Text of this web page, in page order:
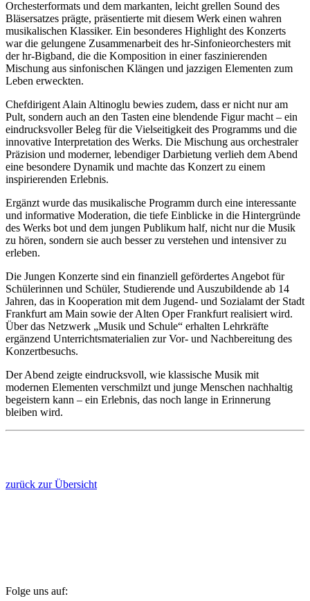
Orchesterformats und dem markanten, leicht grellen Sound des
Bläsersatzes prägte, präsentierte mit diesem Werk einen wahren
musikalischen Klassiker. Ein besonderes Highlight des Konzerts
war die gelungene Zusammenarbeit des hr-Sinfonieorchesters mit
der hr-Bigband, die die Komposition in einer faszinierenden
Mischung aus sinfonischen Klängen und jazzigen Elementen zum
Leben erweckten.
Chefdirigent Alain Altinoglu bewies zudem, dass er nicht nur am
Pult, sondern auch an den Tasten eine blendende Figur macht – ein
eindrucksvoller Beleg für die Vielseitigkeit des Programms und die
innovative Interpretation des Werks. Die Mischung aus orchestraler
Präzision und moderner, lebendiger Darbietung verlieh dem Abend
eine besondere Dynamik und machte das Konzert zu einem
inspirierenden Erlebnis.
Ergänzt wurde das musikalische Programm durch eine interessante
und informative Moderation, die tiefe Einblicke in die Hintergründe
des Werks bot und dem jungen Publikum half, nicht nur die Musik
zu hören, sondern sie auch besser zu verstehen und intensiver zu
erleben.
Die Jungen Konzerte sind ein finanziell gefördertes Angebot für
Schülerinnen und Schüler, Studierende und Auszubildende ab 14
Jahren, das in Kooperation mit dem Jugend- und Sozialamt der Stadt
Frankfurt am Main sowie der Alten Oper Frankfurt realisiert wird.
Über das Netzwerk „Musik und Schule“ erhalten Lehrkräfte
ergänzend Unterrichtsmaterialien zur Vor- und Nachbereitung des
Konzertbesuchs.
Der Abend zeigte eindrucksvoll, wie klassische Musik mit
modernen Elementen verschmilzt und junge Menschen nachhaltig
begeistern kann – ein Erlebnis, das noch lange in Erinnerung
bleiben wird.
zurück zur Übersicht
Folge uns auf: